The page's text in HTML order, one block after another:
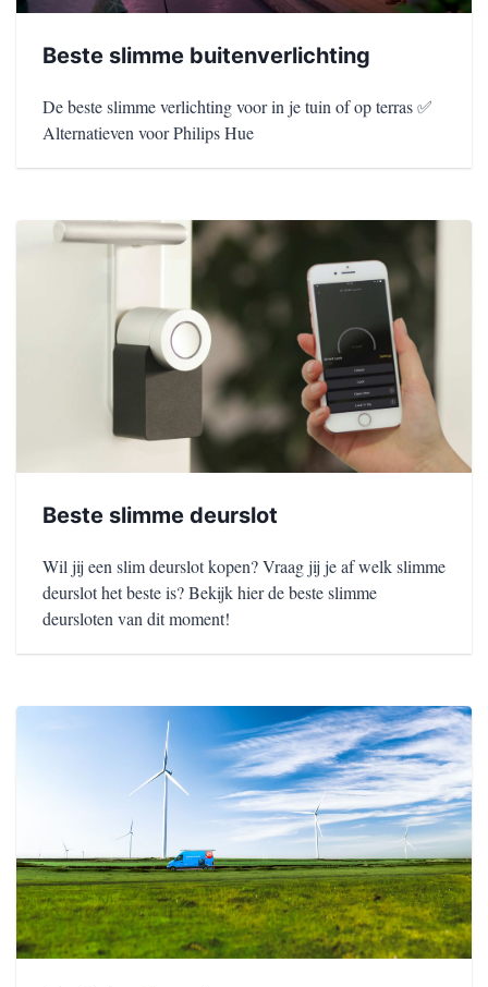
Beste slimme buitenverlichting
De beste slimme verlichting voor in je tuin of op terras ✅
Alternatieven voor Philips Hue
Beste slimme deurslot
Wil jij een slim deurslot kopen? Vraag jij je af welk slimme
deurslot het beste is? Bekijk hier de beste slimme
deursloten van dit moment!